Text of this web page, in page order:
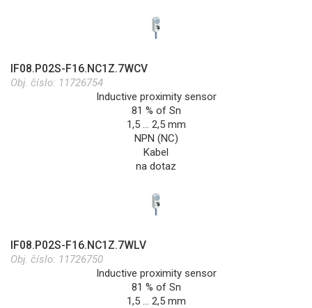
IF08.P02S-F16.NC1Z.7WCV
Obj. číslo: 11726754
Inductive proximity sensor
81 % of Sn
1,5 … 2,5 mm
NPN (NC)
Kabel
na dotaz
IF08.P02S-F16.NC1Z.7WLV
Obj. číslo: 11726750
Inductive proximity sensor
81 % of Sn
1,5 … 2,5 mm